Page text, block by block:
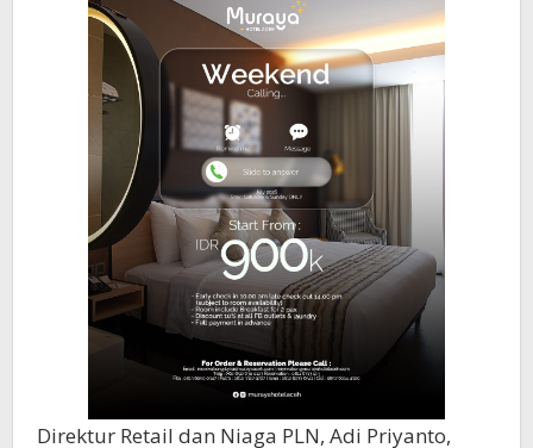
Direktur Retail dan Niaga PLN, Adi Priyanto,